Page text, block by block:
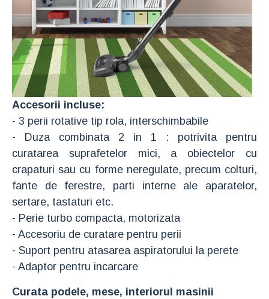
Accesorii incluse:
- 3 perii rotative tip rola, interschimbabile
- Duza combinata 2 in 1 : potrivita pentru
curatarea suprafetelor mici, a obiectelor cu
crapaturi sau cu forme neregulate, precum colturi,
fante de ferestre, parti interne ale aparatelor,
sertare, tastaturi etc.
- Perie turbo compacta, motorizata
- Accesoriu de curatare pentru perii
- Suport pentru atasarea aspiratorului la perete
- Adaptor pentru incarcare
Curata podele, mese, interiorul masinii